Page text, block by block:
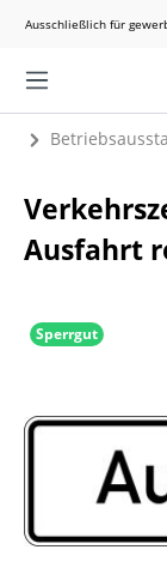
Ausschließlich für
Ausfahrt
Sperrgut